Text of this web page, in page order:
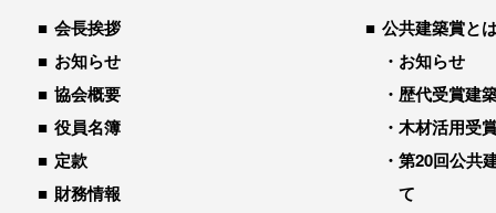
会長挨拶
お知らせ
協会概要
役員名簿
定款
財務情報
公共建築賞と
お知らせ
歴代受賞建
木材活用受
第20回公共
て